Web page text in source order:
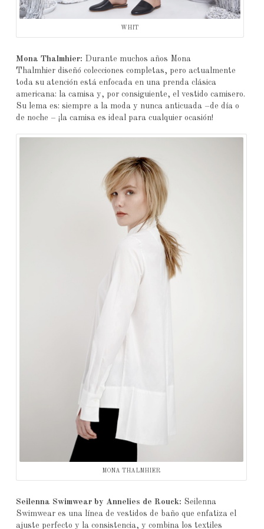
WHIT
Mona Thalmhier:
Durante muchos años Mona
Thalmhier diseñó colecciones completas, pero actualmente
toda su atención está enfocada en una prenda clásica
americana: la camisa y, por consiguiente, el vestido camisero.
Su lema es: siempre a la moda y nunca anticuada –de día o
de noche – ¡la camisa es ideal para cualquier ocasión!
MONA THALMHIER
Seilenna Swimwear by Annelies de Rouck: Seilenna
Swimwear es una línea de vestidos de baño que enfatiza el
ajuste perfecto y la consistencia, y combina los textiles